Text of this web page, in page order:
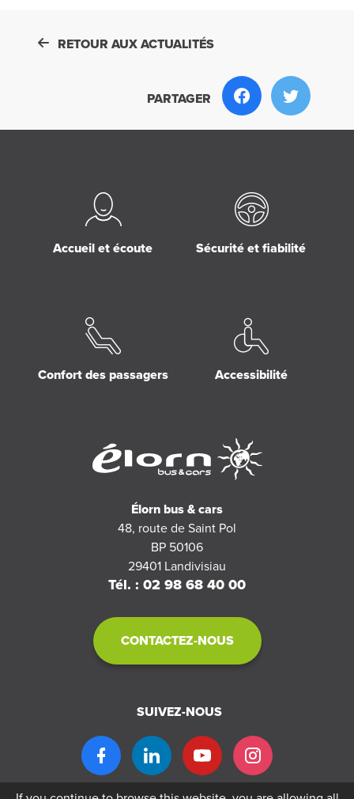
RETOUR AUX ACTUALITÉS
PARTAGER
Accueil et écoute Sécurité et fiabilité
Confort des passagers Accessibilité
Élorn bus & cars
48, route de Saint Pol
BP 50106
29401 Landivisiau
Tél. : 02 98 68 40 00
CONTACTEZ-NOUS
SUIVEZ-NOUS